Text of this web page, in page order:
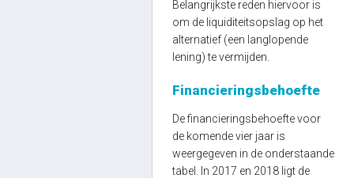
Belangrijkste reden hiervoor is
om de liquiditeitsopslag op het
alternatief (een langlopende
lening) te vermijden.
Financieringsbehoefte
De financieringsbehoefte voor
de komende vier jaar is
weergegeven in de onderstaande
tabel. In 2017 en 2018 ligt de